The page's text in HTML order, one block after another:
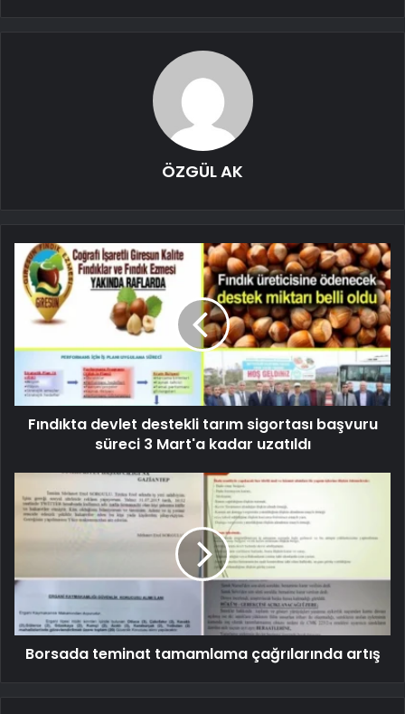
ÖZGÜL AK
Fındıkta devlet destekli tarım sigortası başvuru
süreci 3 Mart'a kadar uzatıldı
Borsada teminat tamamlama çağrılarında artış